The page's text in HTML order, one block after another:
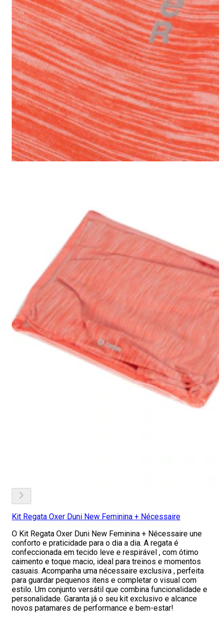
Kit Regata Oxer Duni New Feminina + Nécessaire
O Kit Regata Oxer Duni New Feminina + Nécessaire une
conforto e praticidade para o dia a dia. A regata é
confeccionada em tecido leve e respirável , com ótimo
caimento e toque macio, ideal para treinos e momentos
casuais. Acompanha uma nécessaire exclusiva , perfeita
para guardar pequenos itens e completar o visual com
estilo. Um conjunto versátil que combina funcionalidade e
personalidade. Garanta já o seu kit exclusivo e alcance
novos patamares de performance e bem-estar!